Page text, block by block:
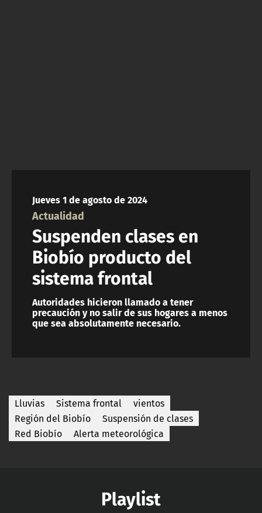
Jueves 1 de agosto de 2024
Actualidad
Suspenden clases en
Biobío producto del
sistema frontal
Autoridades hicieron llamado a tener
precaución y no salir de sus hogares a menos
que sea absolutamente necesario.
Lluvias Sistema frontal
vientos
Región del Biobío
Suspensión de clases
Red Biobío
Alerta meteorológica
Playlist